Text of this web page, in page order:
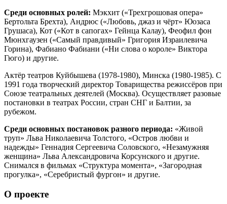
Среди основных ролей: Мэкхит («Трехгрошовая опера»
Бертольта Брехта), Андрюс («Любовь, джаз и чёрт» Юозаса
Грушаса), Кот («Кот в сапогах» Гейнца Калау), Феофил фон
Мюнхгаузен («Самый правдивый» Григория Израилевича
Горина), Фабиано Фабиани («Ни слова о короле» Виктора
Гюго) и другие.
Актёр театров Куйбышева (1978-1980), Минска (1980-1985). С
1991 года творческий директор Товарищества режиссёров при
Союзе театральных деятелей (Москва). Осуществляет разовые
постановки в театрах России, стран СНГ и Балтии, за
рубежом.
Среди основных постановок разного периода: «Живой
труп» Льва Николаевича Толстого, «Остров любви и
надежды» Геннадия Сергеевича Соловского, «Незамужняя
женщина» Льва Александровича Корсунского и другие.
Снимался в фильмах «Структура момента», «Загородная
прогулка», «Серебристый фургон» и другие.
О проекте